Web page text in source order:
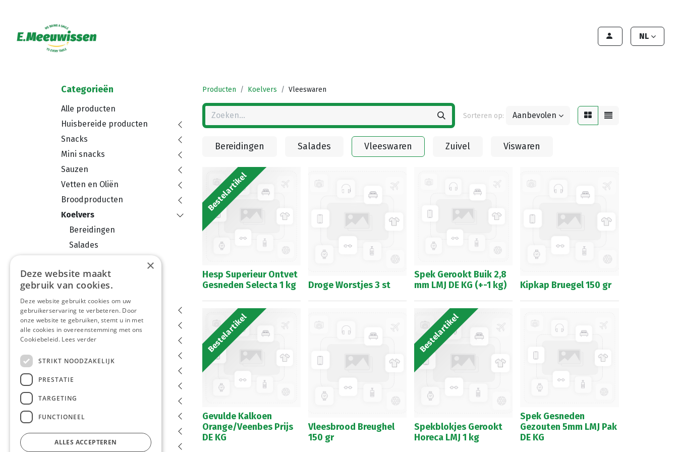
NL
Categorieën
Alle producten
Huisbereide producten
Snacks
Mini snacks
Sauzen
Vetten en Oliën
Broodproducten
Koelvers
Bereidingen
Salades
Zuivel
Viswaren
Verpakkingen
Dranken
Aardappelproducten
Groenten en fruit
Droge Voeding
Conserven en bokalen
Kruiden
Snoepgoed
Producten Koelvers Vleeswaren
Sorteren op: Aanbevolen
Bereidingen Salades Vleeswaren Zuivel Viswaren
Bestelartikel
Hesp Superieur Ontvet
Gesneden Selecta 1 kg
Droge Worstjes 3 st
Spek Gerookt Buik 2,8
mm LMJ DE KG (+-1 kg)
Kipkap Bruegel 150 gr
Bestelartikel
Gevulde Kalkoen
Orange/Veenbes Prijs
DE KG
Vleesbrood Breughel
150 gr
Bestelartikel
Spekblokjes Gerookt
Horeca LMJ 1 kg
Spek Gesneden
Gezouten 5mm LMJ Pak
DE KG
×
Deze website maakt
gebruik van cookies.
Deze website gebruikt cookies om uw
gebruikerservaring te verbeteren. Door
onze website te gebruiken, stemt u in met
alle cookies in overeenstemming met ons
Cookiebeleid. Lees verder
STRIKT NOODZAKELIJK
PRESTATIE
TARGETING
FUNCTIONEEL
ALLES ACCEPTEREN